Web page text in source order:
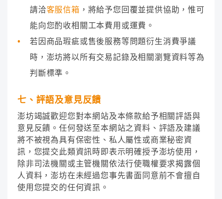
請洽客服信箱 ，將給予您回覆並提供協助，惟可
能向您酌收相關工本費用或運費。
若因商品瑕疵或售後服務等問題衍生消費爭議
時，澎坊將以所有交易記錄及相關瀏覽資料等為
判斷標準。
七、評語及意見反饋
澎坊竭誠歡迎您對本網站及本條款給予相關評語與
意見反饋。任何發送至本網站之資料、評語及建議
將不被視為具有保密性、私人屬性或商業秘密資
訊，您提交此類資訊時即表示明確授予澎坊使用，
除非司法機關或主管機關依法行使職權要求揭露個
人資料，澎坊在未經過您事先書面同意前不會擅自
使用您提交的任何資訊。